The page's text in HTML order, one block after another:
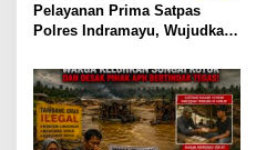
Pelayanan Prima Satpas
Polres Indramayu, Wujudkan
dan Terpercaya